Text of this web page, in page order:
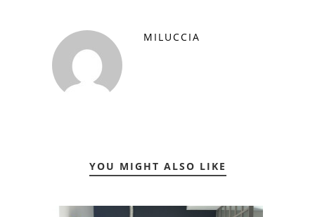
MILUCCIA
YOU MIGHT ALSO LIKE